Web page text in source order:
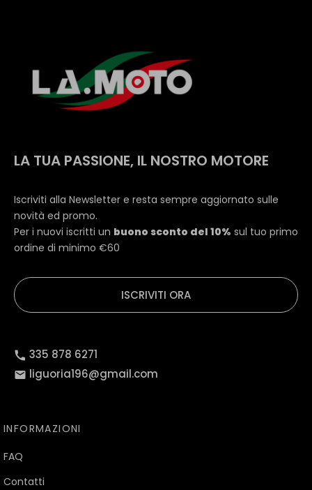
LA TUA PASSIONE, IL NOSTRO MOTORE
Iscriviti alla Newsletter e resta sempre aggiornato sulle
novità ed promo.
Per i nuovi iscritti un buono sconto del 10% sul tuo primo
ordine di minimo €60
ISCRIVITI ORA
335 878 6271
liguoria196@gmail.com
INFORMAZIONI
FAQ
Contatti